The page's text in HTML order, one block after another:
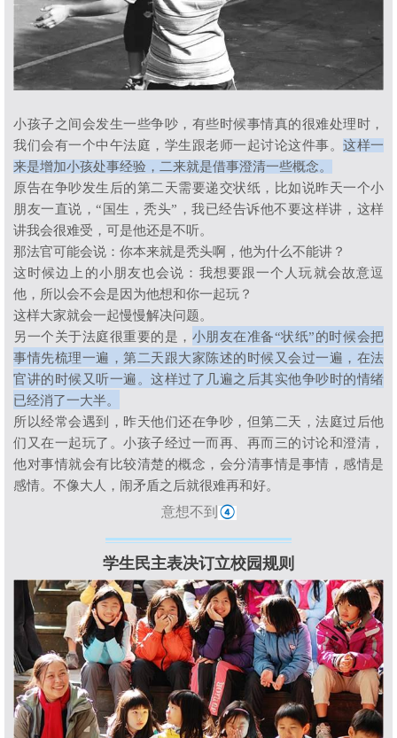
小孩子之间会发生一些争吵，有些时候事情真的很难处理时，
我们会有一个中午法庭，学生跟老师一起讨论这件事。 这样一
来是增加小孩处事经验，二来就是借事澄清一些概念。
原告在争吵发生后的第二天需要递交状纸，比如说昨天一个小
朋友一直说，“ 国生，秃头” ，我已经告诉他不要这样讲，这样
讲我会很难受，可是他还是不听。
那法官可能会说：你本来就是秃头啊，他为什么不能讲？
这时候边上的小朋友也会说：我想要跟一个人玩就会故意逗
他，所以会不会是因为他想和你一起玩？
这样大家就会一起慢慢解决问题。
另一个关于法庭很重要的是， 小朋友在准备“状纸”的时候会把
事情先梳理一遍，第二天跟大家陈述的时候又会过一遍，在法
官讲的时候又听一遍。这样过了几遍之后其实他争吵时的情绪
已经消了一大半。
所以经常会遇到，昨天他们还在争吵， 但第二天，法庭过后他
们又在一起玩了。 小孩子经过一而再、再而三的讨论和澄清，
他对事情就会有比较清楚的概念，会分清事情是事情，感情是
感情。不像大人，闹矛盾之后就很难再和好。
意想不到 ④
学生民主表决订立校园规则